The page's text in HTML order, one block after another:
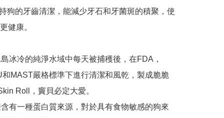
狗的牙齒清潔，能減少牙石和牙菌斑的積聚，使
健康。
冰冷的純淨水域中每天被捕穫後，在FDA，
MAST嚴格標準下進行清潔和風乾，製成脆脆
Roll，竇貝必定大愛。
有一種蛋白質來源，對於具有食物敏感的狗來